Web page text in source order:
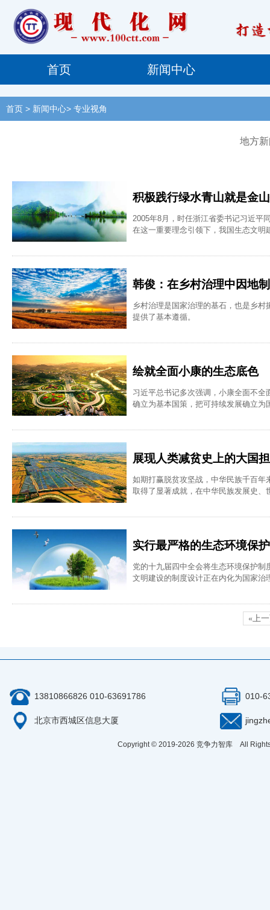
首页 新闻中心
首页 > 新闻中心> 专业视角
地方
积极践行绿水青山就是金
2005年8月，时任浙江省委书记习近平
在这一重要理念引领下，我国生态文
韩俊：在乡村治理中因地
乡村治理是国家治理的基石，也是乡
提供了基本遵循。
绘就全面小康的生态底色
习近平总书记多次强调，小康全面不
确立为基本国策，把可持续发展确立
展现人类减贫史上的大国
如期打赢脱贫攻坚战，中华民族千百
取得了显著成就，在中华民族发展史
实行最严格的生态环境保
党的十九届四中全会将生态环境保护
文明建设的制度设计正在内化为国家治
«上
13810866826 010-63691786 010-
北京市西城区信息大厦
Copyright © 2019-2026 竞争力智库 All